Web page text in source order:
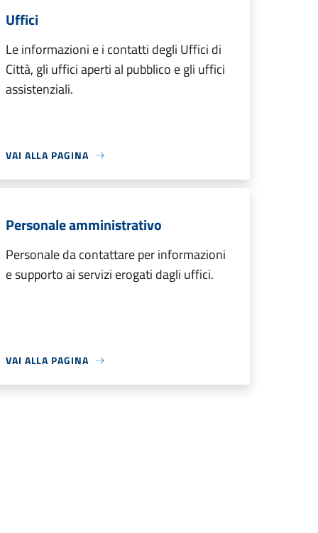
Uffici
Le informazioni e i contatti degli Uffici di
Città, gli uffici aperti al pubblico e gli uffici
assistenziali.
VAI ALLA PAGINA
Personale amministrativo
Personale da contattare per informazioni
e supporto ai servizi erogati dagli uffici.
VAI ALLA PAGINA